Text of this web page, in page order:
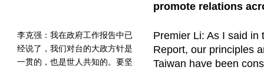
promote relations
李克强：我在政府工作报告中已
经说了，我们对台的大政方针是
一贯的，也是世人共知的。要坚
Premier Li: As I said in
Report, our principles
Taiwan have been